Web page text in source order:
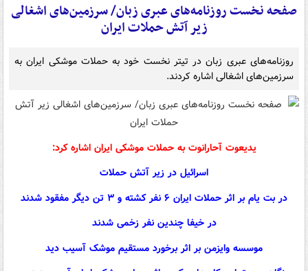
صفحه نخست روزنامه‌های عبری زبان/ سرزمین‌های اشغالی
زیر آتش حملات ایران
روزنامه‌های عبری زبان در تیتر نخست خود به حملات موشکی ایران به
سرزمین‌های اشغالی اشاره کردند.
یدیعوت آحارانوت به حملات موشکی ایران اشاره کرد:
اسرائیل در زیر آتش حملات
در بت یام بر اثر حملات ایران ۶ نفر کشته و ۳ تن دیگر مفقود شدند
در خیفا چندین نفر زخمی شدند
موسسه وایزمن بر اثر برخورد مستقیم موشک آسیب دید